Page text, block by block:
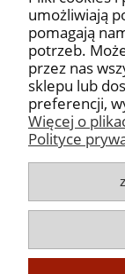
Składniki:
Oregano,
czarny,
cebula, sól
umożliwiają
pomagają
potrzeb.
przez nas
sklepu lub
preferencji,
Więcej o
Polityce